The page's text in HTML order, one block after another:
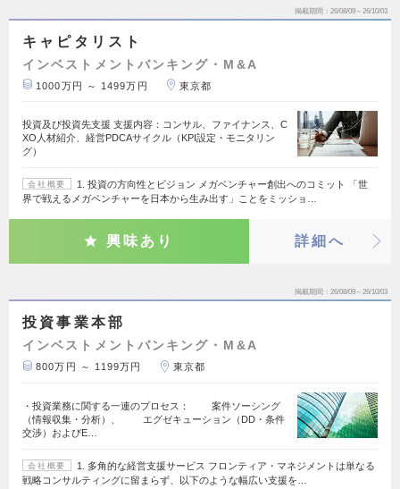
掲載期間 26/08/09～26/10/03
キャピタリスト
インベストメントバンキング・M&A
1000万円 ～ 1499万円 東京都
投資及び投資先支援 支援内容：コンサル、ファイナンス、C
XO人材紹介、経営PDCAサイクル（KPI設定・モニタリン
グ）
会社概要
1. 投資の方向性とビジョン メガベンチャー創出へのコミット 「世
界で戦えるメガベンチャーを日本から生み出す」ことをミッショ…
興味あり 詳細へ
掲載期間 26/08/09～26/10/03
投資事業本部
インベストメントバンキング・M&A
800万円 ～ 1199万円 東京都
・投資業務に関する一連のプロセス： 案件ソーシング
（情報収集・分析）、 エグゼキューション（DD・条件
交渉）およびE…
会社概要
1. 多角的な経営支援サービス フロンティア・マネジメントは単なる
戦略コンサルティングに留まらず、以下のような幅広い支援を…